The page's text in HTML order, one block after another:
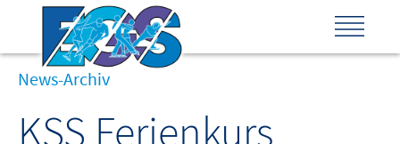
News-Archiv
KSS Ferienkurs